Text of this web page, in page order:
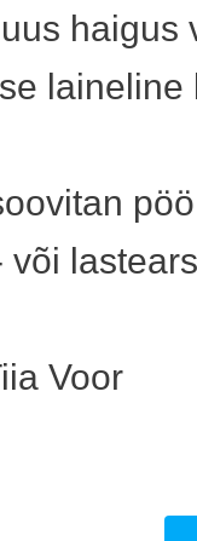
haigus
laineline
Voor